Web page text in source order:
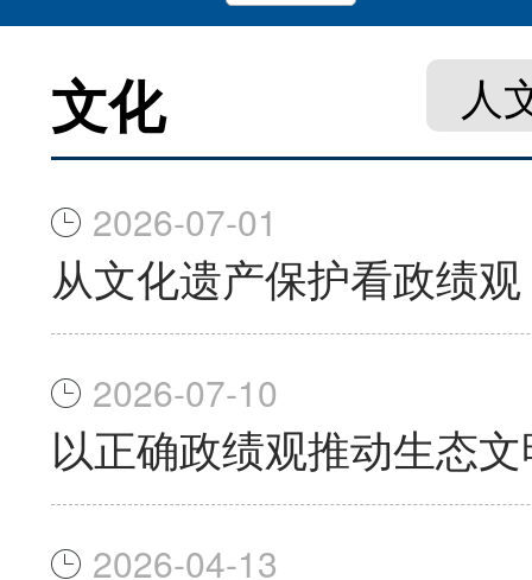
文化 人
2026-07-01
从文化遗产保护看政绩观
2026-07-10
以正确政绩观推动生态
2026-04-13